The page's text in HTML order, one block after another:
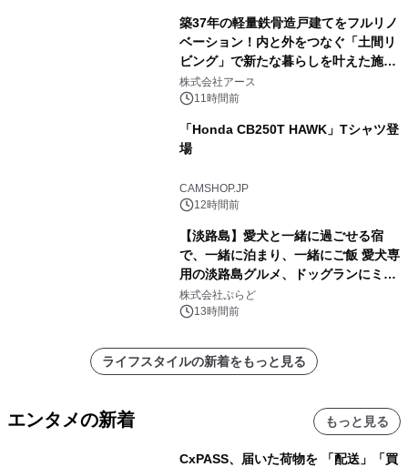
築37年の軽量鉄骨造戸建てをフルリノ
ベーション！内と外をつなぐ「土間リ
ビング」で新たな暮らしを叶えた施工
事例を株式会社アースが公開
株式会社アース
11時間前
「Honda CB250T HAWK」Tシャツ登
場
CAMSHOP.JP
12時間前
【淡路島】愛犬と一緒に過ごせる宿
で、一緒に泊まり、一緒にご飯 愛犬専
用の淡路島グルメ、ドッグランにミニ
プール グランピングとトレーラーハウ
スの2施設で
株式会社ぷらど
13時間前
ライフスタイルの新着をもっと見る
エンタメの新着 もっと見る
CxPASS、届いた荷物を 「配送」「買